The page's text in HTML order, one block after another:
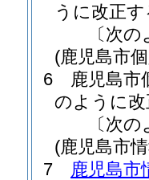
うに改正
〔次
(鹿児島市
6
鹿児島市
のように
〔次
(鹿児島市
7
鹿児島市